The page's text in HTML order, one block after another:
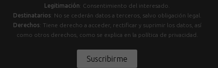
Legitimación: Consentimiento del interesado.
Destinatarios: No se cederán datos a terceros, salvo obligación legal.
Derechos: Tiene derecho a acceder, rectificar y suprimir los datos, así
como otros derechos, como se explica en la política de privacidad.
Suscribirme